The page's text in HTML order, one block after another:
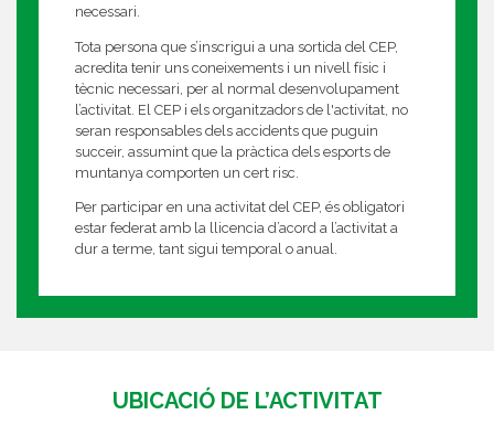
necessari.
Tota persona que s’inscrigui a una sortida del CEP,
acredita tenir uns coneixements i un nivell físic i
tècnic necessari, per al normal desenvolupament
l’activitat. El CEP i els organitzadors de l'activitat, no
seran responsables dels accidents que puguin
succeir, assumint que la pràctica dels esports de
muntanya comporten un cert risc.
Per participar en una activitat del CEP, és obligatori
estar federat amb la llicencia d’acord a l’activitat a
dur a terme, tant sigui temporal o anual.
UBICACIÓ DE L’ACTIVITAT